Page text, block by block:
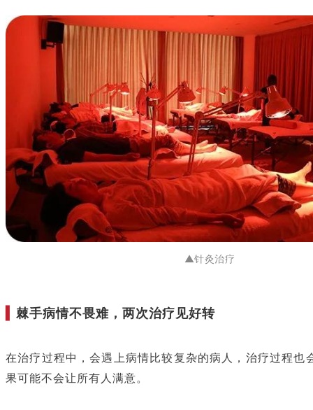
▲针灸治疗
棘手病情不畏难，两次治疗见好转
在治疗过程中，会遇上病情比较复杂的病人，治疗过程也
果可能不会让所有人满意。